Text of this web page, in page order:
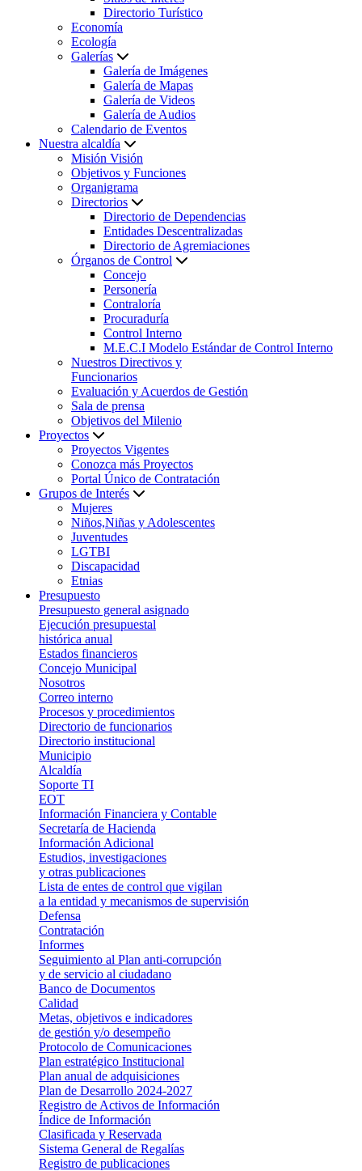
Directorio Turístico
Economía
Ecología
Galerías
Galería de Imágenes
Galería de Mapas
Galería de Videos
Galería de Audios
Calendario de Eventos
Nuestra alcaldía
Misión Visión
Objetivos y Funciones
Organigrama
Directorios
Directorio de Dependencias
Entidades Descentralizadas
Directorio de Agremiaciones
Órganos de Control
Concejo
Personería
Contraloría
Procuraduría
Control Interno
M.E.C.I Modelo Estándar de Control Interno
Nuestros Directivos y
Funcionarios
Evaluación y Acuerdos de Gestión
Sala de prensa
Objetivos del Milenio
Proyectos
Proyectos Vigentes
Conozca más Proyectos
Portal Único de Contratación
Grupos de Interés
Mujeres
Niños,Niñas y Adolescentes
Juventudes
LGTBI
Discapacidad
Etnias
Presupuesto
Presupuesto general asignado
Ejecución presupuestal
histórica anual
Estados financieros
Concejo Municipal
Nosotros
Correo interno
Procesos y procedimientos
Directorio de funcionarios
Directorio institucional
Municipio
Alcaldía
Soporte TI
EOT
Información Financiera y Contable
Secretaría de Hacienda
Información Adicional
Estudios, investigaciones
y otras publicaciones
Lista de entes de control que vigilan
a la entidad y mecanismos de supervisión
Defensa
Contratación
Informes
Seguimiento al Plan anti-corrupción
y de servicio al ciudadano
Banco de Documentos
Calidad
Metas, objetivos e indicadores
de gestión y/o desempeño
Protocolo de Comunicaciones
Plan estratégico Institucional
Plan anual de adquisiciones
Plan de Desarrollo 2024-2027
​Registro de Activos de Información​​
Índice de Información
Clasificada y Reservada
Sistema General de Regalías
Registro de publicaciones